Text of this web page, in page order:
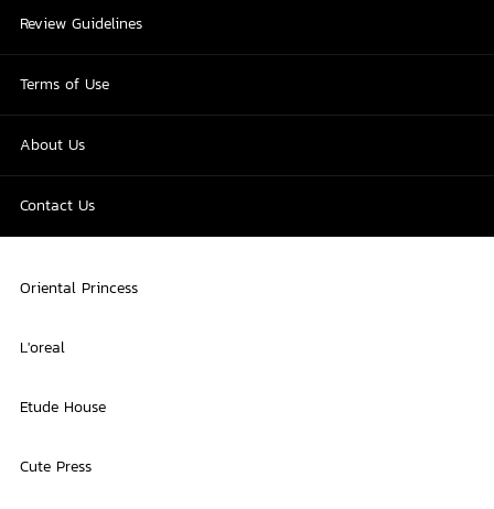
Review Guidelines
Terms of Use
About Us
Contact Us
Oriental Princess
L'oreal
Etude House
Cute Press